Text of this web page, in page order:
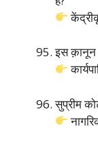
इस क़ानून
सुप्रीम